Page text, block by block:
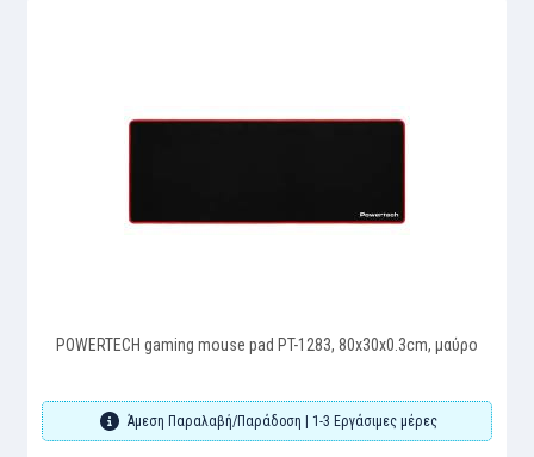
POWERTECH gaming mouse pad PT-1283, 80x30x0.3cm, μαύρο
Άμεση Παραλαβή/Παράδοση | 1-3 Εργάσιμες μέρες